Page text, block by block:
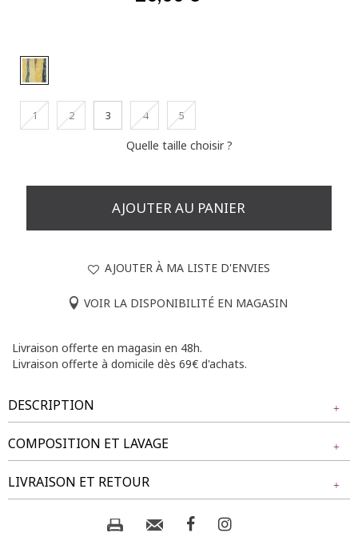
1 2 3 4 5
Quelle taille choisir ?
AJOUTER AU PANIER
AJOUTER À MA LISTE D'ENVIES
VOIR LA DISPONIBILITÉ EN MAGASIN
Livraison offerte en magasin en 48h.
Livraison offerte à domicile dès 69€ d'achats.
DESCRIPTION
T-shirt à manches courtes avec col rond. Coupe droite.
Imprimé à motifs de feuilles multicolores sur l'ensemble.
Nouette à resserrer sur le côté gauche à la base. Longueur
standard. Tissu léger avec texture fluide. Longueur : 70cm.
Notre mannequin Béatrice mesure 1m77 et porte un t-shirt
COMPOSITION ET LAVAGE
Tissu principal : 72% POLYESTER, 28% VISCOSE
Composition et lavage :
LIVRAISON ET RETOUR
NOS MODES DE LIVRAISON